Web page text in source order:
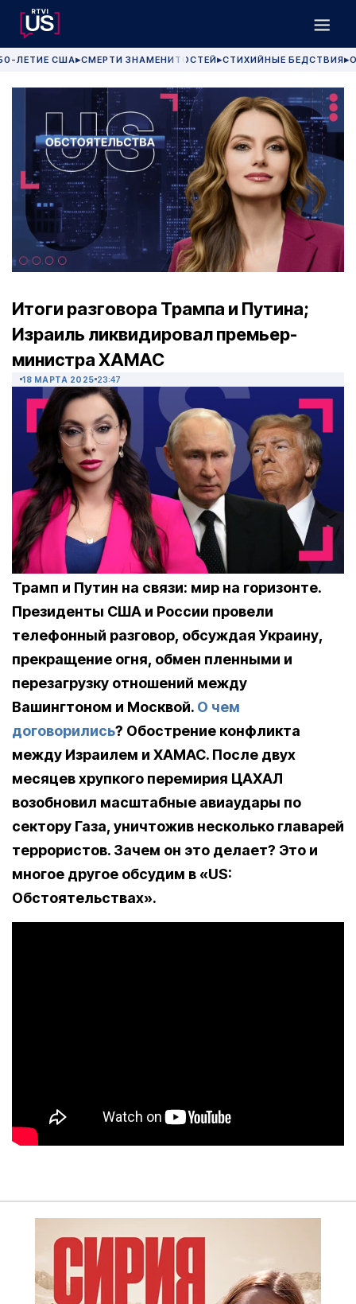
ЛЕТИЕ США▶СМЕРТИ ЗНАМЕНИТОСТЕЙ▶СТИХИЙНЫЕ БЕДСТВИЯ▶
Итоги разговора Трампа и Путина;
Израиль ликвидировал премьер-
министра ХАМАС
18 МАРТА 2025 23:47
Трамп и Путин на связи: мир на горизонте.
Президенты США и России провели
телефонный разговор, обсуждая Украину,
прекращение огня, обмен пленными и
перезагрузку отношений между
Вашингтоном и Москвой. О чем
договорились? Обострение конфликта
между Израилем и ХАМАС. После двух
месяцев хрупкого перемирия ЦАХАЛ
возобновил масштабные авиаудары по
сектору Газа, уничтожив несколько главарей
террористов. Зачем он это делает? Это и
многое другое обсудим в «US:
Обстоятельствах».